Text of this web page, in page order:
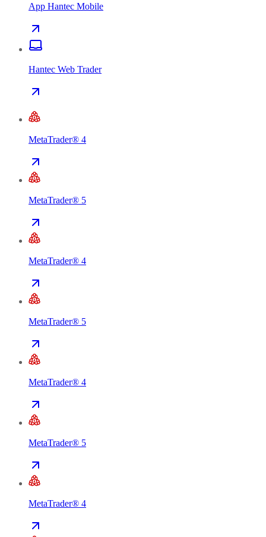
App Hantec Mobile
Hantec Web Trader
MetaTrader® 4
MetaTrader® 5
MetaTrader® 4
MetaTrader® 5
MetaTrader® 4
MetaTrader® 5
MetaTrader® 4